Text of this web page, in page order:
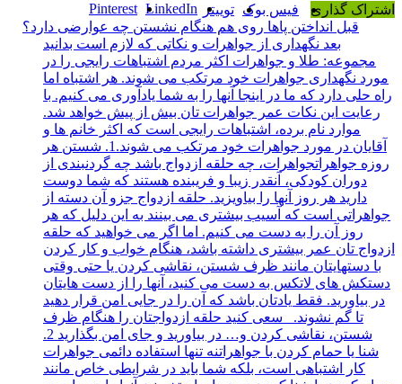
اشتراک گذاری فیس بوک توییتر LinkedIn
Pinterest
قبل انداختن پاها روی هم هنگام نشستن چه عوارضی دارد؟
بعد نگهداری از جواهرات و نکاتی که لازم است بدانید
مجموعه: طلا و جواهرات اکثر مردم اشتباهات رایجی را در
مورد نگهداری جواهرات خود مرتکب می شوند. هر اشتباه اما
راه حلی دارد که ما در اینجا آنها را به شما یادآوری می کنیم. با
رعایت این نکات عمر جواهرات تان بیش از پیش خواهد شد.
موارد نام برده، اشتباهات رایجی است که اکثر خانم ها و
آقایان در مورد جواهرات خود مرتکب می شوند.1. شستن هر
روزه جواهراتجواهرات، چه حلقه ازدواج باشد چه گردنبندی از
دوران کودکی، آنقدر زیبا و فریبنده هستند که شما دوست
دارید هر روز آنها را بیاویزید. حلقه ازدواج جزو آن دسته از
جواهراتی است که آسیب بیشتری می بینند به این دلیل که هر
روز آن را به دست می کنیم. اما اگر می خواهید که حلقه
ازدواج تان عمر بیشتری داشته باشد، هنگام خواب و کار کردن
با دستهایتان مانند ظرف شستن، نقاشی کردن یا حتی وقتی
دستکش های لاتکس به دست می کنید، آنها را از دست هایتان
در بیاورید. فقط یادتان باشد که آن را در جایی امن قرار دهید
تا گم نشوند. سعی کنید حلقه ازدواجتان را هنگام ظرف
شستن، نقاشی کردن و… در بیاورید و جای امن بگذارید 2.
شنا یا حمام کردن با جواهراتنه تنها استفاده دائمی جواهرات
کار اشتباهی است، بلکه شما باید در شرایطی خاص مانند